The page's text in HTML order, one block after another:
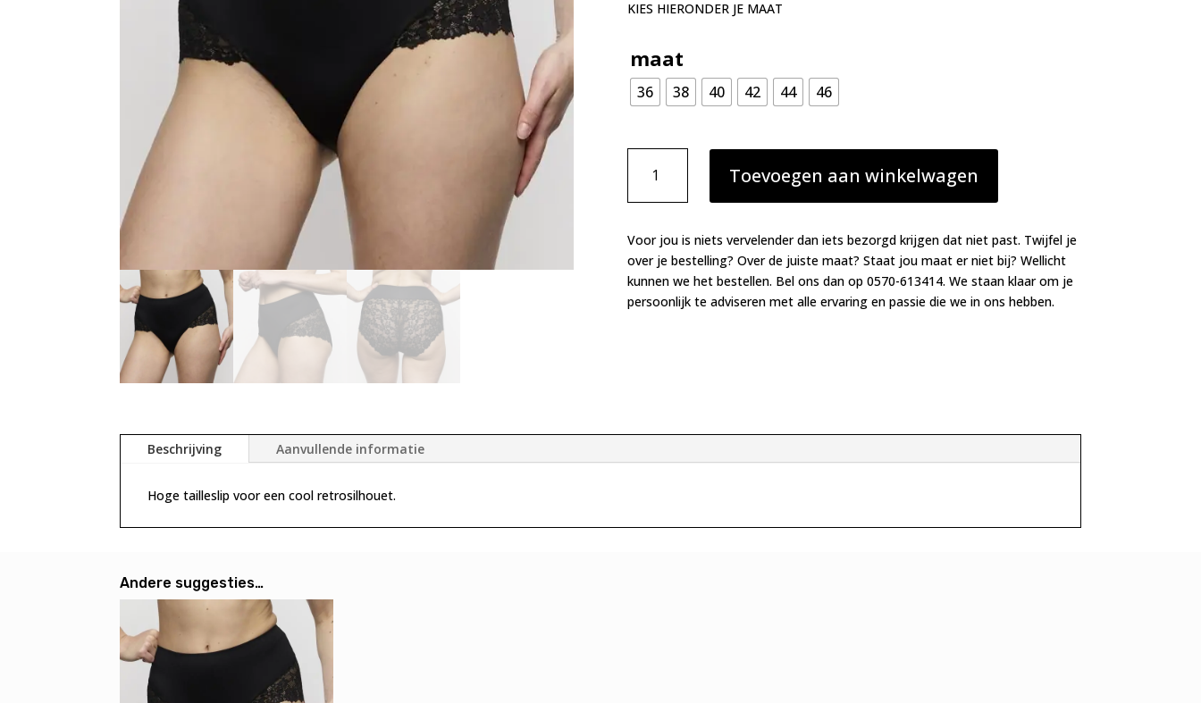
KIES HIERONDER JE MAAT
maat
36 38 40 42 44 46
Marie
Soft
tailleslip
zwart
aantal
Toevoegen aan winkelwagen
Voor jou is niets vervelender dan iets bezorgd krijgen dat niet past. Twijfel je
over je bestelling? Over de juiste maat? Staat jou maat er niet bij? Wellicht
kunnen we het bestellen. Bel ons dan op 0570-613414. We staan klaar om je
persoonlijk te adviseren met alle ervaring en passie die we in ons hebben.
Beschrijving Aanvullende informatie
Hoge tailleslip voor een cool retrosilhouet.
Andere suggesties…